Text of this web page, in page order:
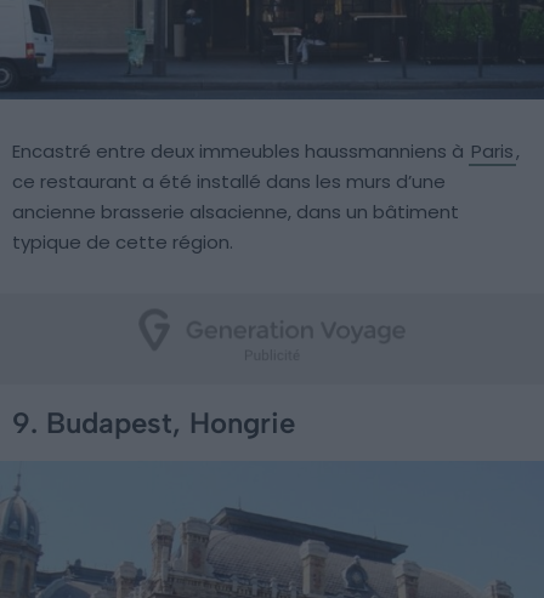
Encastré entre deux immeubles haussmanniens à Paris,
ce restaurant a été installé dans les murs d’une
ancienne brasserie alsacienne, dans un bâtiment
typique de cette région.
9. Budapest, Hongrie